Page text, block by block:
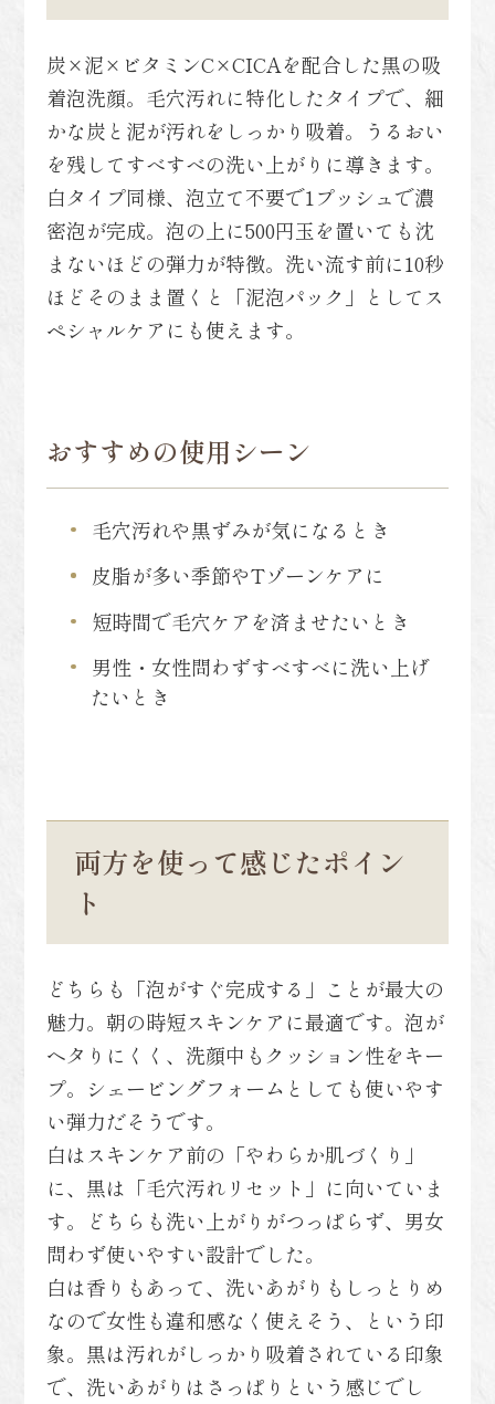
炭×泥×ビタミンC×CICAを配合した黒の吸
着泡洗顔。毛穴汚れに特化したタイプで、細
かな炭と泥が汚れをしっかり吸着。うるおい
を残してすべすべの洗い上がりに導きます。
白タイプ同様、泡立て不要で1プッシュで濃
密泡が完成。泡の上に500円玉を置いても沈
まないほどの弾力が特徴。洗い流す前に10秒
ほどそのまま置くと「泥泡パック」としてス
ペシャルケアにも使えます。
おすすめの使用シーン
毛穴汚れや黒ずみが気になるとき
皮脂が多い季節やTゾーンケアに
短時間で毛穴ケアを済ませたいとき
男性・女性問わずすべすべに洗い上げ
たいとき
両方を使って感じたポイン
ト
どちらも「泡がすぐ完成する」ことが最大の
魅力。朝の時短スキンケアに最適です。泡が
ヘタりにくく、洗顔中もクッション性をキー
プ。シェービングフォームとしても使いやす
い弾力だそうです。
白はスキンケア前の「やわらか肌づくり」
に、黒は「毛穴汚れリセット」に向いていま
す。どちらも洗い上がりがつっぱらず、男女
問わず使いやすい設計でした。
白は香りもあって、洗いあがりもしっとりめ
なので女性も違和感なく使えそう、という印
象。黒は汚れがしっかり吸着されている印象
で、洗いあがりはさっぱりという感じでし